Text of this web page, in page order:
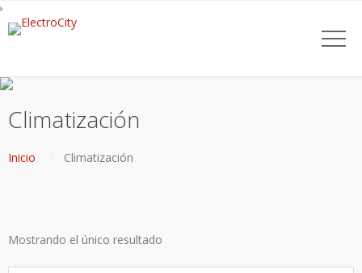
Climatización
Inicio Climatización
Mostrando el único resultado